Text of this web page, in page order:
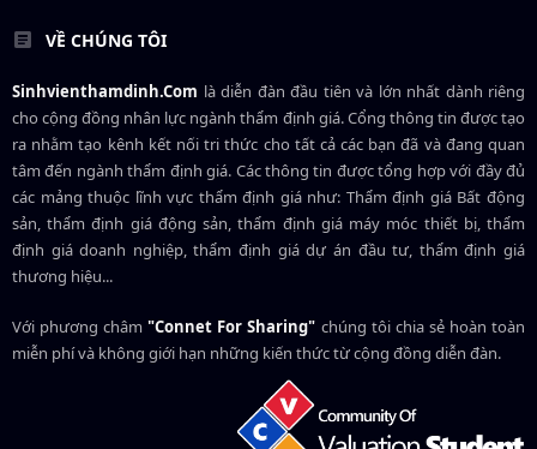
VỀ CHÚNG TÔI
Sinhvienthamdinh.Com là diễn đàn đầu tiên và lớn nhất dành riêng
cho cộng đồng nhân lực ngànhthẩm định giá. Cổng thông tin được tạo
ra nhằm tạo kênh kết nối tri thức cho tất cả các bạn đã và đang quan
tâm đến ngành thẩm định giá. Các thông tin được tổng hợp với đầy đủ
các mảng thuộc lĩnh vực thẩm định giá như: Thẩm định giá Bất động
sản, thẩm định giá động sản, thẩm định giá máy móc thiết bị, thẩm
định giá doanh nghiệp, thẩm định giá dự án đầu tư, thẩm định giá
thương hiệu...
Với phương châm"Connet For Sharing" chúng tôi chia sẻ hoàn toàn
miễn phí và không giới hạn những kiến thức từ cộng đồng diễn đàn.